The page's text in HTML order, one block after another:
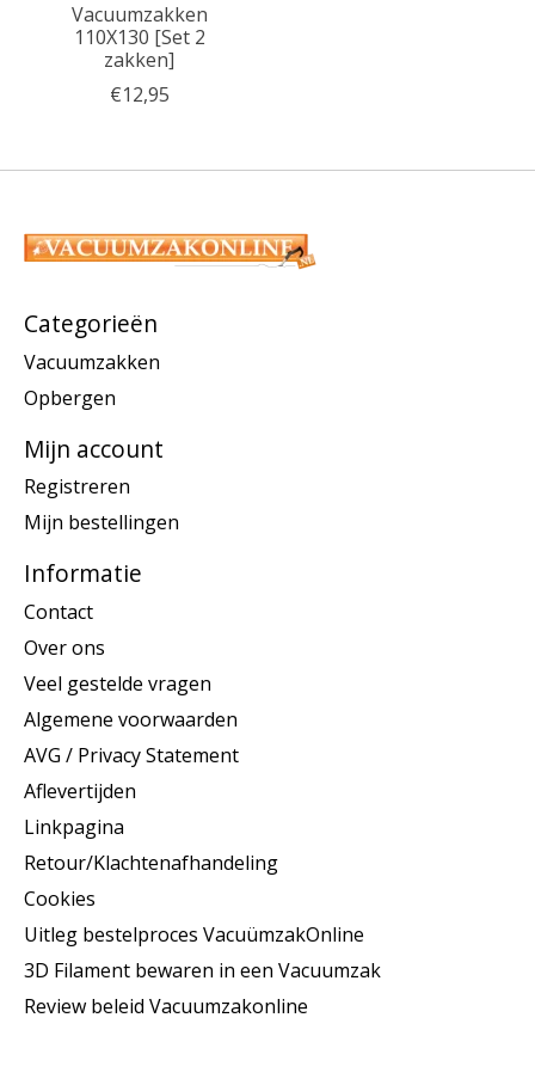
Vacuumzakken
110X130 [Set 2
zakken]
€12,95
Categorieën
Vacuumzakken
Opbergen
Mijn account
Registreren
Mijn bestellingen
Informatie
Contact
Over ons
Veel gestelde vragen
Algemene voorwaarden
AVG / Privacy Statement
Aflevertijden
Linkpagina
Retour/Klachtenafhandeling
Cookies
Uitleg bestelproces VacuümzakOnline
3D Filament bewaren in een Vacuumzak
Review beleid Vacuumzakonline